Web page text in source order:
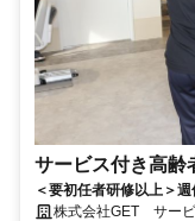
サービス付き高齢
＜要初任者研修以上＞
株式会社GET サー